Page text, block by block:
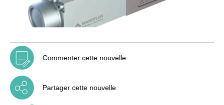
Commenter cette nouvelle
Partager cette nouvelle